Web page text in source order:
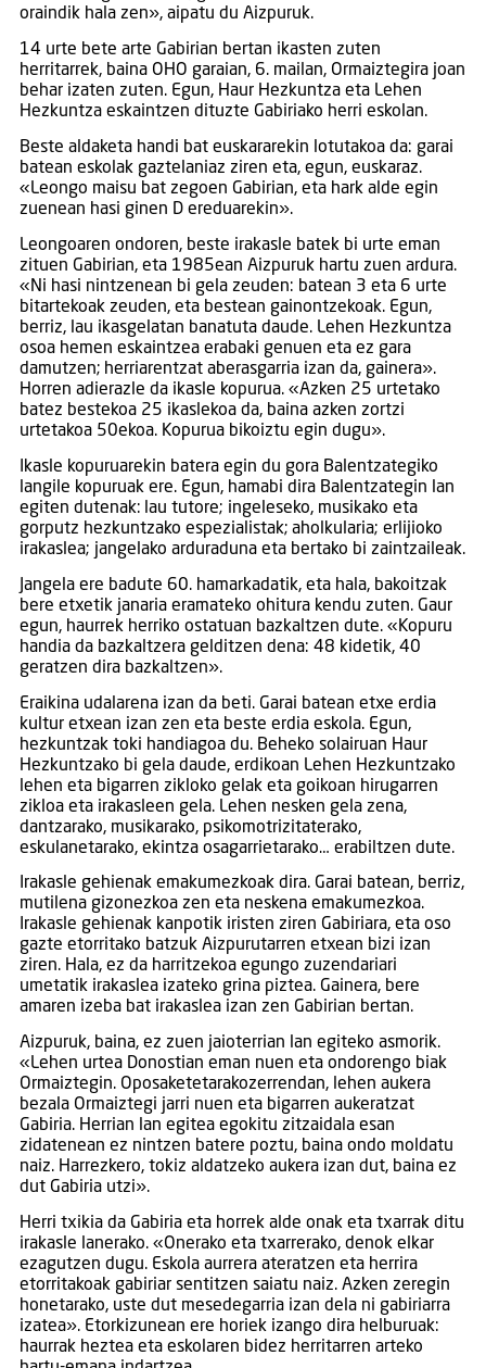
oraindik hala zen», aipatu du Aizpuruk.
14 urte bete arte Gabirian bertan ikasten zuten
herritarrek, baina OHO garaian, 6. mailan, Ormaiztegira joan
behar izaten zuten. Egun, Haur Hezkuntza eta Lehen
Hezkuntza eskaintzen dituzte Gabiriako herri eskolan.
Beste aldaketa handi bat euskararekin lotutakoa da: garai
batean eskolak gaztelaniaz ziren eta, egun, euskaraz.
«Leongo maisu bat zegoen Gabirian, eta hark alde egin
zuenean hasi ginen D ereduarekin».
Leongoaren ondoren, beste irakasle batek bi urte eman
zituen Gabirian, eta 1985ean Aizpuruk hartu zuen ardura.
«Ni hasi nintzenean bi gela zeuden: batean 3 eta 6 urte
bitartekoak zeuden, eta bestean gainontzekoak. Egun,
berriz, lau ikasgelatan banatuta daude. Lehen Hezkuntza
osoa hemen eskaintzea erabaki genuen eta ez gara
damutzen; herriarentzat aberasgarria izan da, gainera».
Horren adierazle da ikasle kopurua. «Azken 25 urtetako
batez bestekoa 25 ikaslekoa da, baina azken zortzi
urtetakoa 50ekoa. Kopurua bikoiztu egin dugu».
Ikasle kopuruarekin batera egin du gora Balentzategiko
langile kopuruak ere. Egun, hamabi dira Balentzategin lan
egiten dutenak: lau tutore; ingeleseko, musikako eta
gorputz hezkuntzako espezialistak; aholkularia; erlijioko
irakaslea; jangelako arduraduna eta bertako bi zaintzaileak.
Jangela ere badute 60. hamarkadatik, eta hala, bakoitzak
bere etxetik janaria eramateko ohitura kendu zuten. Gaur
egun, haurrek herriko ostatuan bazkaltzen dute. «Kopuru
handia da bazkaltzera gelditzen dena: 48 kidetik, 40
geratzen dira bazkaltzen».
Eraikina udalarena izan da beti. Garai batean etxe erdia
kultur etxean izan zen eta beste erdia eskola. Egun,
hezkuntzak toki handiagoa du. Beheko solairuan Haur
Hezkuntzako bi gela daude, erdikoan Lehen Hezkuntzako
lehen eta bigarren zikloko gelak eta goikoan hirugarren
zikloa eta irakasleen gela. Lehen nesken gela zena,
dantzarako, musikarako, psikomotrizitaterako,
eskulanetarako, ekintza osagarrietarako… erabiltzen dute.
Irakasle gehienak emakumezkoak dira. Garai batean, berriz,
mutilena gizonezkoa zen eta neskena emakumezkoa.
Irakasle gehienak kanpotik iristen ziren Gabiriara, eta oso
gazte etorritako batzuk Aizpurutarren etxean bizi izan
ziren. Hala, ez da harritzekoa egungo zuzendariari
umetatik irakaslea izateko grina piztea. Gainera, bere
amaren izeba bat irakaslea izan zen Gabirian bertan.
Aizpuruk, baina, ez zuen jaioterrian lan egiteko asmorik.
«Lehen urtea Donostian eman nuen eta ondorengo biak
Ormaiztegin. Oposaketetarakozerrendan, lehen aukera
bezala Ormaiztegi jarri nuen eta bigarren aukeratzat
Gabiria. Herrian lan egitea egokitu zitzaidala esan
zidatenean ez nintzen batere poztu, baina ondo moldatu
naiz. Harrezkero, tokiz aldatzeko aukera izan dut, baina ez
dut Gabiria utzi».
Herri txikia da Gabiria eta horrek alde onak eta txarrak ditu
irakasle lanerako. «Onerako eta txarrerako, denok elkar
ezagutzen dugu. Eskola aurrera ateratzen eta herrira
etorritakoak gabiriar sentitzen saiatu naiz. Azken zeregin
honetarako, uste dut mesedegarria izan dela ni gabiriarra
izatea». Etorkizunean ere horiek izango dira helburuak:
haurrak heztea eta eskolaren bidez herritarren arteko